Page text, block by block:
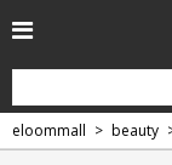
eloommall beauty